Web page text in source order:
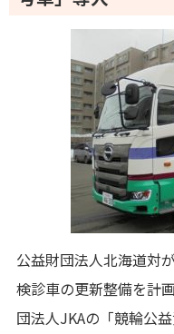
公益財団法人北海道対
検診車の更新整備を計
団法人JKAの「競輪公